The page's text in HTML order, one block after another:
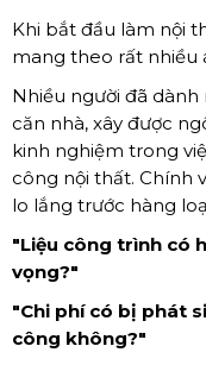
Khi bắt đầu làm nội
mang theo rất nhiều
Nhiều người đã
căn nhà, xây được
kinh nghiệm trong
công nội thất. Chính
lo lắng trước hàng
"Liệu công trình có
vọng?"
"Chi phí có bị phát
công không?"